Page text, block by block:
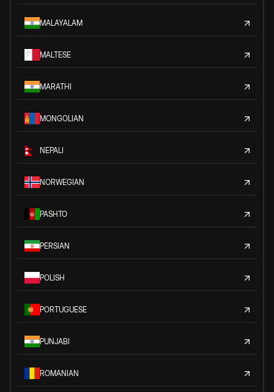
MALAYALAM
MALTESE
MARATHI
MONGOLIAN
NEPALI
NORWEGIAN
PASHTO
PERSIAN
POLISH
PORTUGUESE
PUNJABI
ROMANIAN